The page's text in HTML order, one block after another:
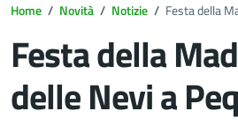
Home / Novità / Notizie / Festa della
Festa della
delle Nevi a